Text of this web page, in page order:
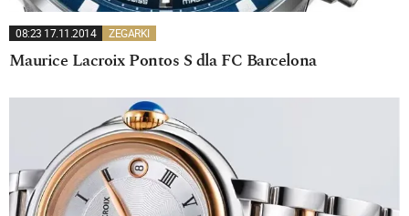
08:23 17.11.2014 ZEGARKI
Maurice Lacroix Pontos S dla FC Barcelona